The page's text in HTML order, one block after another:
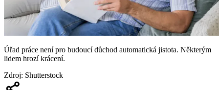
Úřad práce není pro budoucí důchod automatická jistota. Některým
lidem hrozí krácení.
Zdroj: Shutterstock